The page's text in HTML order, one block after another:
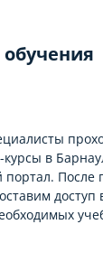
в
После
доступ